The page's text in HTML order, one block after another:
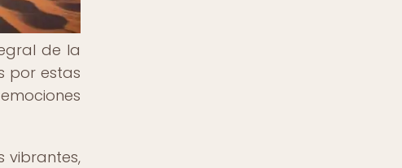
de la
por estas
vibrantes,